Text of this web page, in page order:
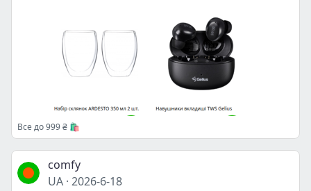
Все до 999 ₴ 🛍️
comfy
UA · 2026-6-18